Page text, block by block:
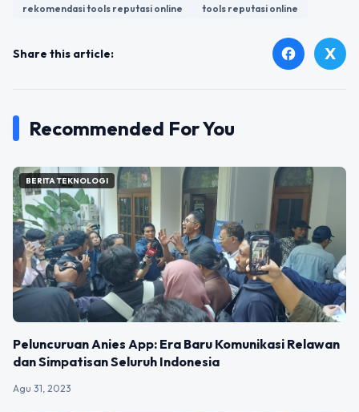
rekomendasi tools reputasi online tools reputasi online
Share this article: facebook X
Recommended For You
BERITA TEKNOLOGI
Peluncuruan Anies App: Era Baru Komunikasi Relawan
dan Simpatisan Seluruh Indonesia
Agu 31, 2023